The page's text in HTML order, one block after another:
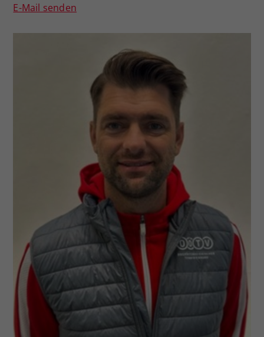
E-Mail senden
historische Speicherung Ihrer
vorgenommen Einstellungen, falls der
Webseiten-Betreiber dies eingestellt